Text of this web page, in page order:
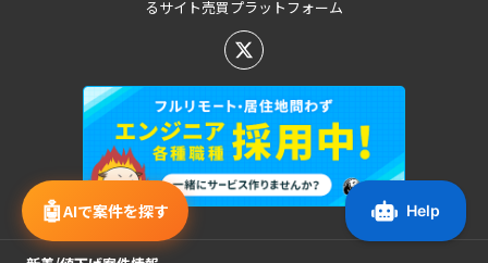
🤖AIで案件を探す
るサイト売買プラットフォーム